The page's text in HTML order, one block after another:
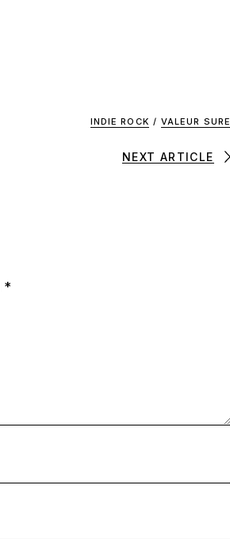
INDIE ROCK / VALEUR SURE
NEXT ARTICLE
*